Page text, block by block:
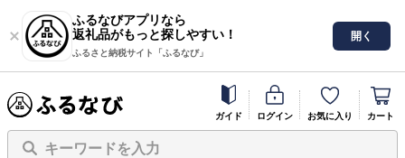
ふるなびアプリなら
返礼品がもっと探しやすい！
ふるさと納税サイト「ふるなび」
開く
ガイド ログイン お気に入り カート
キーワードを入力